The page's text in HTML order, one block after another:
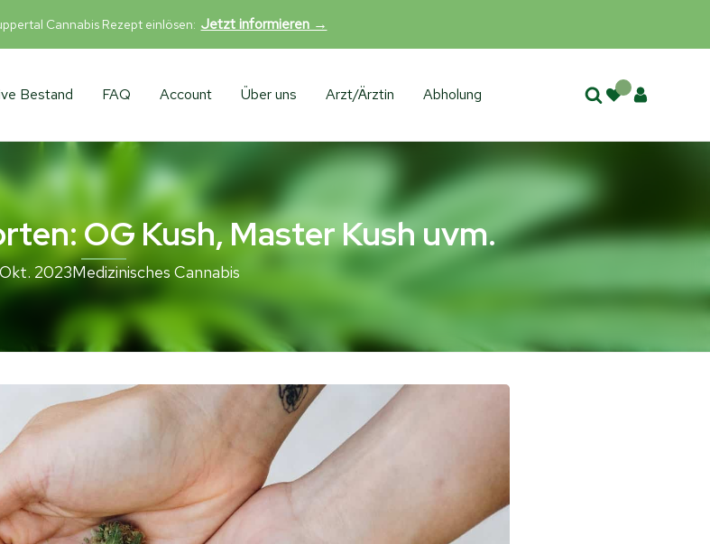
Cannabis Rezept einlösen: Jetzt informieren →
Bestand FAQ Account Über uns Arzt/Ärztin Abholung
OG Kush, Master Kush uvm.
2023Medizinisches Cannabis